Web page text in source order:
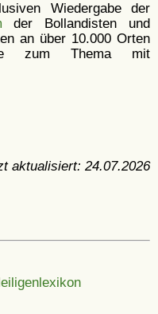
Wiedergabe der
der Bollandisten und
an über 10.000 Orten
zum Thema mit
aktualisiert: 24.07.2026